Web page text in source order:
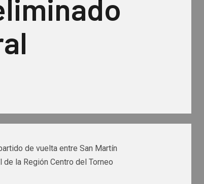
de vuelta entre San Martín
la Región Centro del Torneo